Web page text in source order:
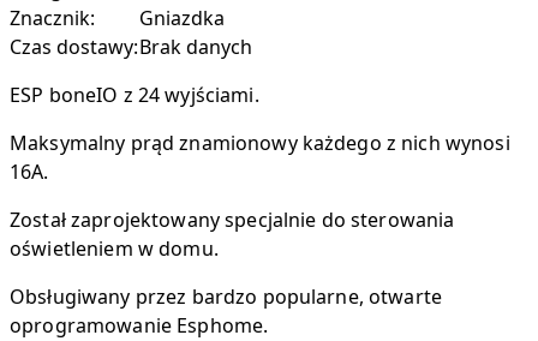
Znacznik:
Gniazdka
Czas dostawy:Brak danych
ESP boneIO z 24 wyjściami.
Maksymalny prąd znamionowy każdego z nich wynosi
16A.
Został zaprojektowany specjalnie do sterowania
oświetleniem w domu.
Obsługiwany przez bardzo popularne, otwarte
oprogramowanie Esphome.